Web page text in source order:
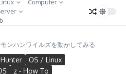
Computer
ンハンワイルズを動かしてみる
OS / Linux
z - How To